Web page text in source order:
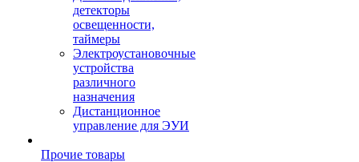
детекторы
освещенности,
таймеры
Электроустановочные
устройства
различного
назначения
Дистанционное
управление для ЭУИ
Прочие товары